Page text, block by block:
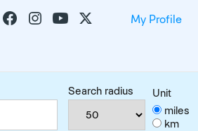
My Profile
Search radius
Unit
miles
km